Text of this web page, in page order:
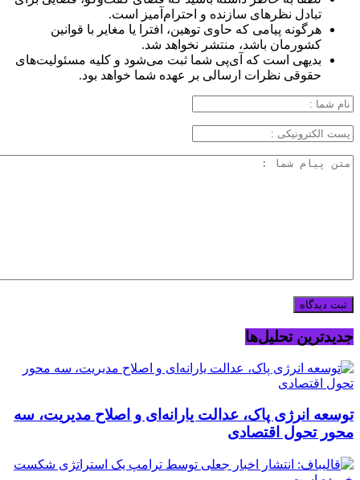
تبادل نظرهای سازنده و احترام‌آمیز است.
هرگونه پیامی که حاوی توهین، افترا یا مغایر با قوانین
کشورمان باشد، منتشر نخواهد شد.
بدیهی است که آی‌پی شما ثبت می‌شود و کلیه مسئولیت‌های
حقوقی نظرات ارسالی بر عهده شما خواهد بود.
جدیدترین تحلیل‌ها
توسعه انرژی پاک، عدالت یارانه‌ای و اصلاح مدیریت، سه
محور تحول اقتصادی